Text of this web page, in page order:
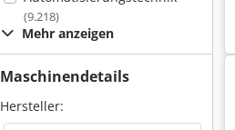
(9.218)
Mehr anzeigen
Maschinendetails
Hersteller: